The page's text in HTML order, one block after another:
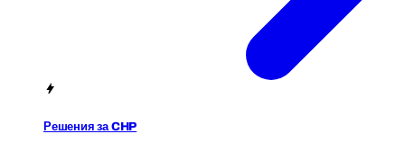
Решения за CHP